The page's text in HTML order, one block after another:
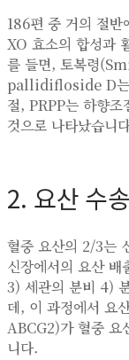
186편 중 거의 절반
XO 효소의 합성과
를 들면, 토복령
pallidifloside D는
절, PRPP는 하향조
것으로 나타났습니
2. 요산 수
혈중 요산의 2/3는
신장에서의 요산
3) 세관의 분비 4)
데, 이 과정에서
ABCG2)가 혈중 요
니다.